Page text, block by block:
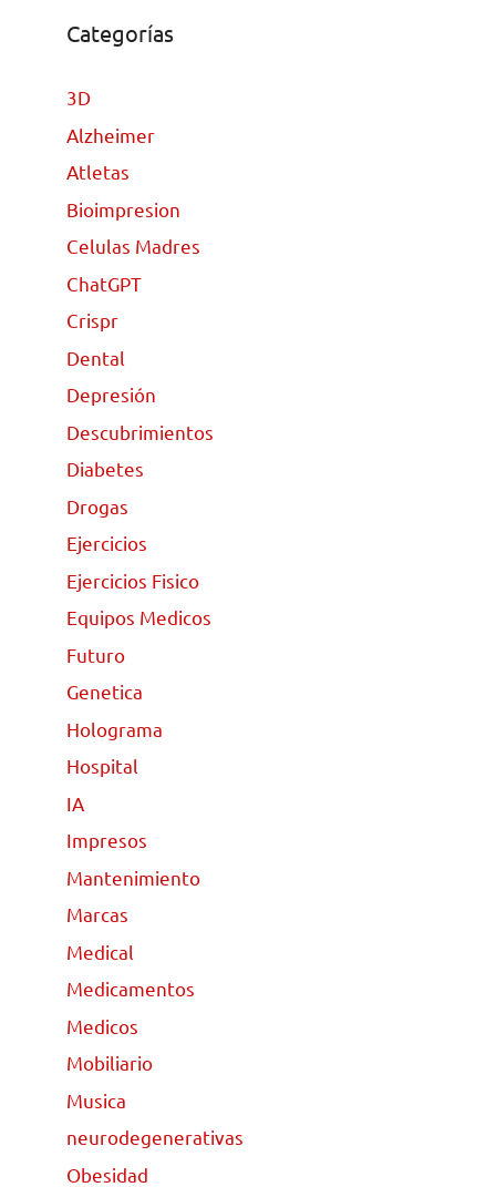
Categorías
3D
Alzheimer
Atletas
Bioimpresion
Celulas Madres
ChatGPT
Crispr
Dental
Depresión
Descubrimientos
Diabetes
Drogas
Ejercicios
Ejercicios Fisico
Equipos Medicos
Futuro
Genetica
Holograma
Hospital
IA
Impresos
Mantenimiento
Marcas
Medical
Medicamentos
Medicos
Mobiliario
Musica
neurodegenerativas
Obesidad